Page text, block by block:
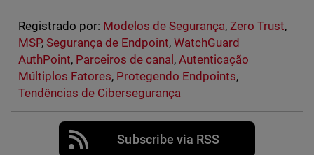
Registrado por: Modelos de Segurança, Zero Trust,
MSP, Segurança de Endpoint, WatchGuard
AuthPoint, Parceiros de canal,Autenticação
Múltiplos Fatores, Protegendo Endpoints,
Tendências de Cibersegurança
Subscribe via RSS